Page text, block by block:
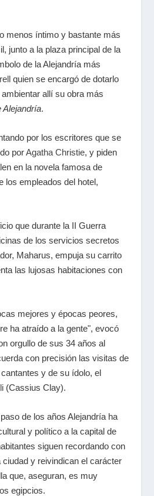
menos íntimo y bastante más
junto a la plaza principal de la
de la Alejandría más
quien se encargó de dotarlo
allí su obra más
Alejandría.
por los escritores que se
porAgatha Christie, y piden
en la novela famosa de
los empleados del hotel,
que durante la II Guerra
de los servicios secretos
Maharus, empuja su carrito
las lujosas habitaciones con
mejores y épocas peores,
ha atraído a la gente", evocó
orgullo de sus 34 años al
con precisión las visitas de
y de su ídolo, el
(Cassius Clay).
de los años Alejandría ha
y político a la capital de
siguen recordando con
ciudad y reivindican el carácter
que, aseguran, es muy
egipcios.